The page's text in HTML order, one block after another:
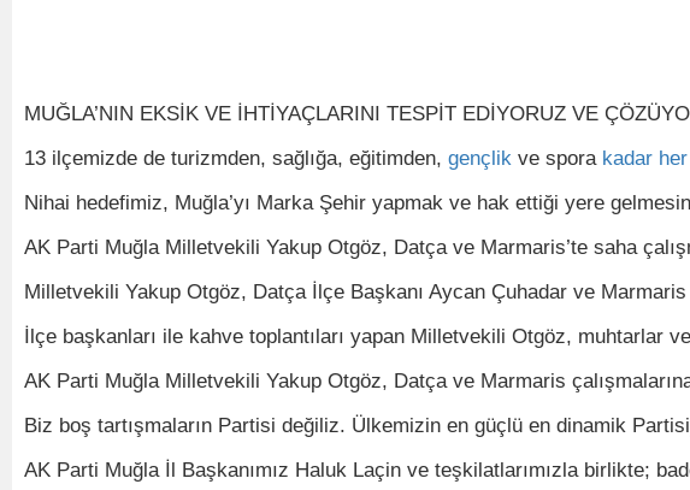
MUĞLA’NIN EKSİK VE İHTİYAÇLARINI TESPİT EDİYORUZ VE
13 ilçemizde de turizmden, sağlığa, eğitimden, gençlik ve spora kadar her
Nihai hedefimiz, Muğla’yı Marka Şehir yapmak ve hak ettiği yere
AK Parti Muğla Milletvekili Yakup Otgöz, Datça ve Marmaris’te saha
Milletvekili Yakup Otgöz, Datça İlçe Başkanı Aycan Çuhadar ve
İlçe başkanları ile kahve toplantıları yapan Milletvekili Otgöz,
AK Parti Muğla Milletvekili Yakup Otgöz, Datça ve Marmaris
Biz boş tartışmaların Partisi değiliz. Ülkemizin en güçlü en dinamik
AK Parti Muğla İl Başkanımız Haluk Laçin ve teşkilatlarımızla birlikte;